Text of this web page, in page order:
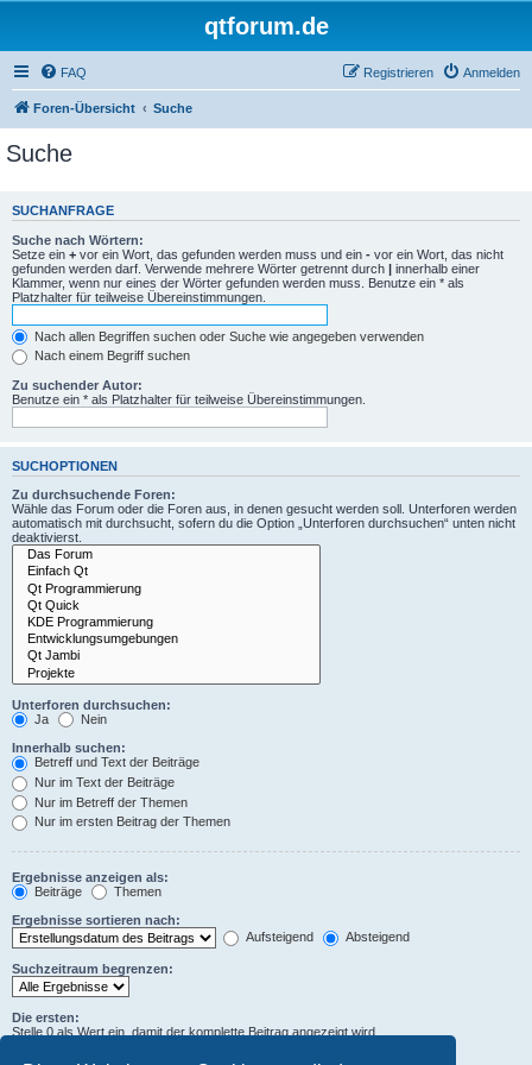
qtforum.de
FAQ Anmelden
Registrieren
Foren-Übersicht Suche
Suche
SUCHANFRAGE
Suche nach Wörtern:
Setze ein + vor ein Wort, das gefunden werden muss und ein - vor ein Wort, das nicht
gefunden werden darf. Verwende mehrere Wörter getrennt durch | innerhalb einer
Klammer, wenn nur eines der Wörter gefunden werden muss. Benutze ein * als
Platzhalter für teilweise Übereinstimmungen.
Nach allen Begriffen suchen oder Suche wie angegeben verwenden
Nach einem Begriff suchen
Zu suchender Autor:
Benutze ein * als Platzhalter für teilweise Übereinstimmungen.
SUCHOPTIONEN
Zu durchsuchende Foren:
Wähle das Forum oder die Foren aus, in denen gesucht werden soll. Unterforen werden
automatisch mit durchsucht, sofern du die Option „Unterforen durchsuchen“ unten nicht
deaktivierst.
Unterforen durchsuchen:
Ja
Nein
Innerhalb suchen:
Betreff und Text der Beiträge
Nur im Text der Beiträge
Nur im Betreff der Themen
Nur im ersten Beitrag der Themen
Ergebnisse anzeigen als:
Beiträge
Themen
Ergebnisse sortieren nach:
Aufsteigend
Absteigend
Suchzeitraum begrenzen:
Die ersten:
Stelle 0 als Wert ein, damit der komplette Beitrag angezeigt wird.